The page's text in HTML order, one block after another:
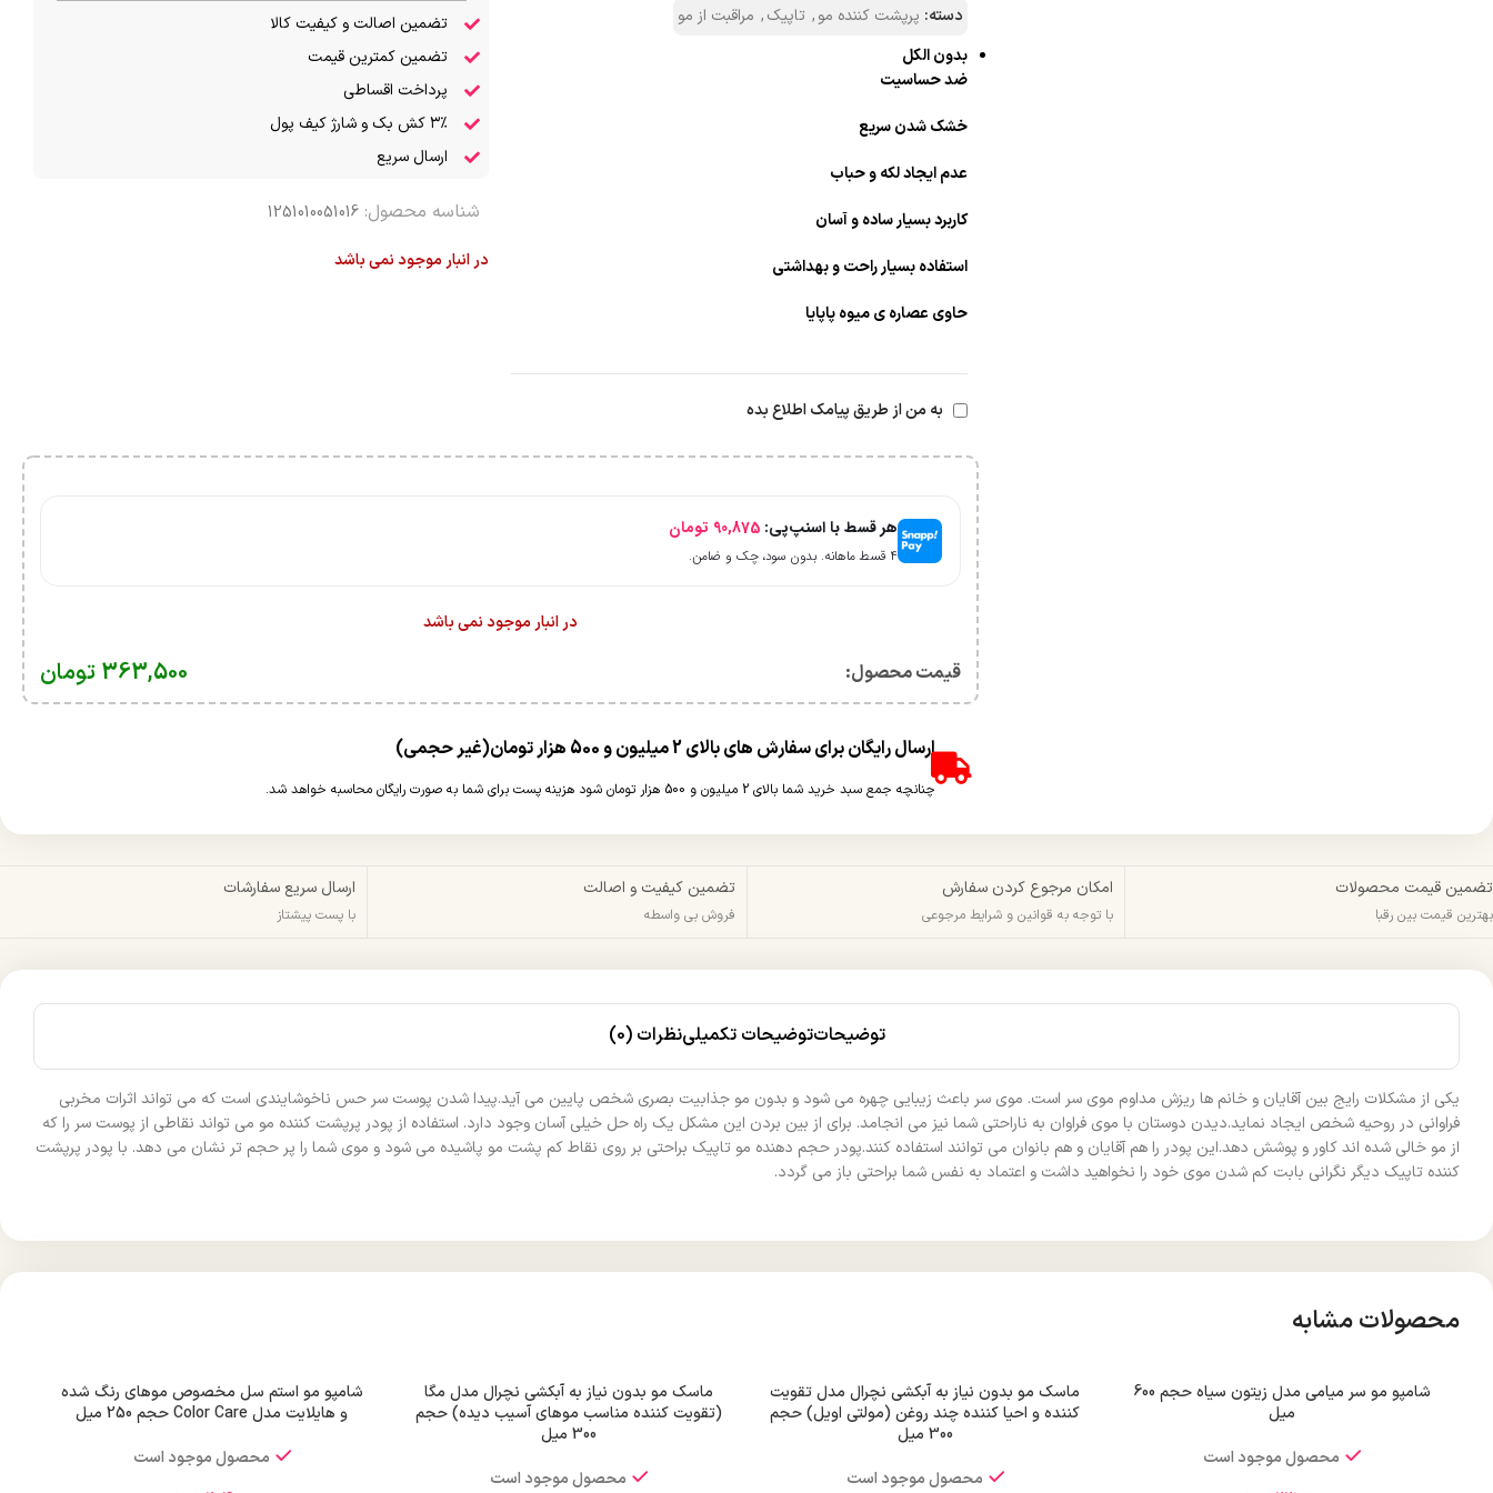
دسته: پرپشت کننده مو, تاپیک, مراقبت از مو
بدون الکل
ضد حساسیت
خشک شدن سریع
عدم ایجاد لکه و حباب
کاربرد بسیار ساده و آسان
استفاده بسیار راحت و بهداشتی
حاوی عصاره ی میوه پاپایا
به من از طریق پیامک اطلاع بده
تضمین اصالت و کیفیت کالا
تضمین کمترین قیمت
پرداخت اقساطی
۳٪ کش بک و شارژ کیف پول
ارسال سریع
شناسه محصول: 1251010051016
در انبار موجود نمی باشد
هر قسط با اسنپ‌پی:90,875 تومان
۴ قسط ماهانه. بدون سود، چک و ضامن.
در انبار موجود نمی باشد
قیمت محصول:​ 363,500 تومان
ارسال رایگان برای سفارش های بالای 2 میلیون و 500 هزار تومان(غیر حجمی)
چنانچه جمع سبد خرید شما بالای 2 میلیون و 500 هزار تومان شود هزینه پست برای شما به صورت رایگان محاسبه خواهد شد.
تضمین قیمت محصولات
بهترین قیمت بین رقبا
امکان مرجوع کردن سفارش
با توجه به قوانین و شرایط مرجوعی
تضمین کیفیت و اصالت
فروش بی واسطه
ارسال سریع سفارشات
با پست پیشتاز
توضیحاتتوضیحات تکمیلینظرات (0)
یکی از مشکلات رایج بین آقایان و خانم ها ریزش مداوم موی سر است. موی سر باعث زیبایی چهره می شود و بدون مو جذابیت بصری شخص پایین می آید.پیدا شدن پوست سر حس ناخوشایندی است که می تواند اثرات مخربی
فراوانی در روحیه شخص ایجاد نماید.دیدن دوستان با موی فراوان به ناراحتی شما نیز می انجامد. برای از بین بردن این مشکل یک راه حل خیلی آسان وجود دارد. استفاده از پودر پرپشت کننده مو می تواند نقاطی از پوست سر را که
از مو خالی شده اند کاور و پوشش دهد.این پودر را هم آقایان و هم بانوان می توانند استفاده کنند.پودر حجم دهنده مو تاپیک براحتی بر روی نقاط کم پشت مو پاشیده می شود و موی شما را پر حجم تر نشان می دهد. با پودر پرپشت
کننده تاپیک دیگر نگرانی بابت کم شدن موی خود را نخواهید داشت و اعتماد به نفس شما براحتی باز می گردد.
محصولات مشابه
شامپو مو سر میامی مدل زیتون سیاه حجم 600
میل
محصول موجود است
ماسک مو بدون نیاز به آبکشی نچرال مدل تقویت
کننده و احیا کننده چند روغن (مولتی اویل) حجم
300 میل
محصول موجود است
ماسک مو بدون نیاز به آبکشی نچرال مدل مگا
(تقویت کننده مناسب موهای آسیب دیده) حجم
300 میل
محصول موجود است
شامپو مو استم سل مخصوص موهای رنگ شده
و هایلایت مدل Color Care حجم 250 میل
محصول موجود است